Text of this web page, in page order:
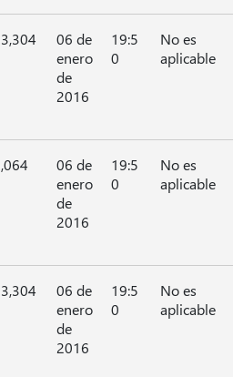
06 de
enero
de
2016
19:5
0
No es
aplicable
06 de
enero
de
2016
19:5
0
No es
aplicable
06 de
enero
de
2016
19:5
0
No es
aplicable